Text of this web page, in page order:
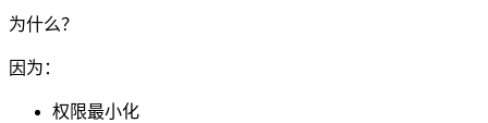
为什么？
因为：
权限最小化